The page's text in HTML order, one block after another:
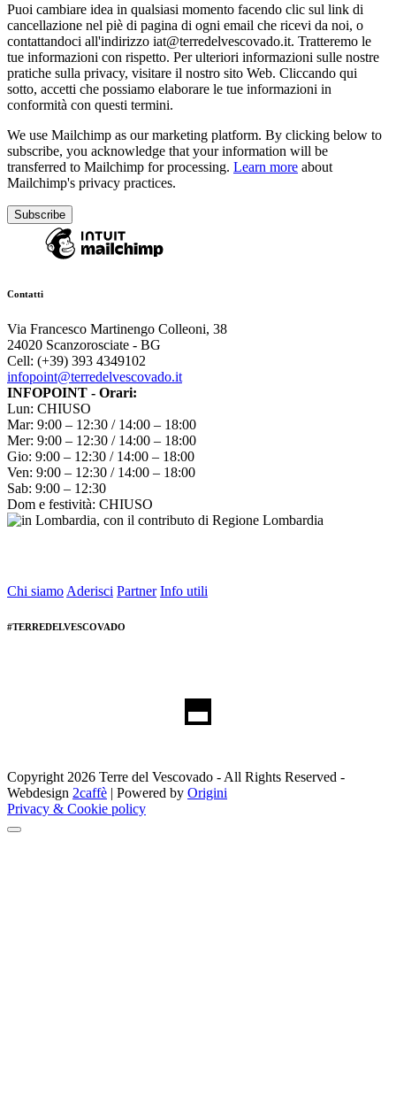
Puoi cambiare idea in qualsiasi momento facendo clic sul link di
cancellazione nel piè di pagina di ogni email che ricevi da noi, o
contattandoci all'indirizzo iat@terredelvescovado.it. Tratteremo le
tue informazioni con rispetto. Per ulteriori informazioni sulle nostre
pratiche sulla privacy, visitare il nostro sito Web. Cliccando qui
sotto, accetti che possiamo elaborare le tue informazioni in
conformità con questi termini.
We use Mailchimp as our marketing platform. By clicking below to
subscribe, you acknowledge that your information will be
transferred to Mailchimp for processing. Learn more about
Mailchimp's privacy practices.
Contatti
Via Francesco Martinengo Colleoni, 38
24020 Scanzorosciate - BG
Cell: (+39) 393 4349102
infopoint@terredelvescovado.it
INFOPOINT - Orari:
Lun: CHIUSO
Mar: 9:00 – 12:30 / 14:00 – 18:00
Mer: 9:00 – 12:30 / 14:00 – 18:00
Gio: 9:00 – 12:30 / 14:00 – 18:00
Ven: 9:00 – 12:30 / 14:00 – 18:00
Sab: 9:00 – 12:30
Dom e festività: CHIUSO
Chi siamo Aderisci Partner Info utili
#TERREDELVESCOVADO
Copyright 2026 Terre del Vescovado - All Rights Reserved -
Webdesign 2caffè | Powered by Origini
Privacy & Cookie policy